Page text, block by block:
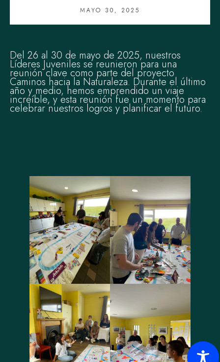
MAYO 30, 2025
Del 26 al 30 de mayo de 2025, nuestros
Líderes Juveniles se reunieron para una
reunión clave como parte del proyecto
Caminos hacia la Naturaleza. Durante el último
año y medio, hemos emprendido un viaje
increíble, y esta reunión fue un momento para
celebrar nuestros logros y planificar el futuro.